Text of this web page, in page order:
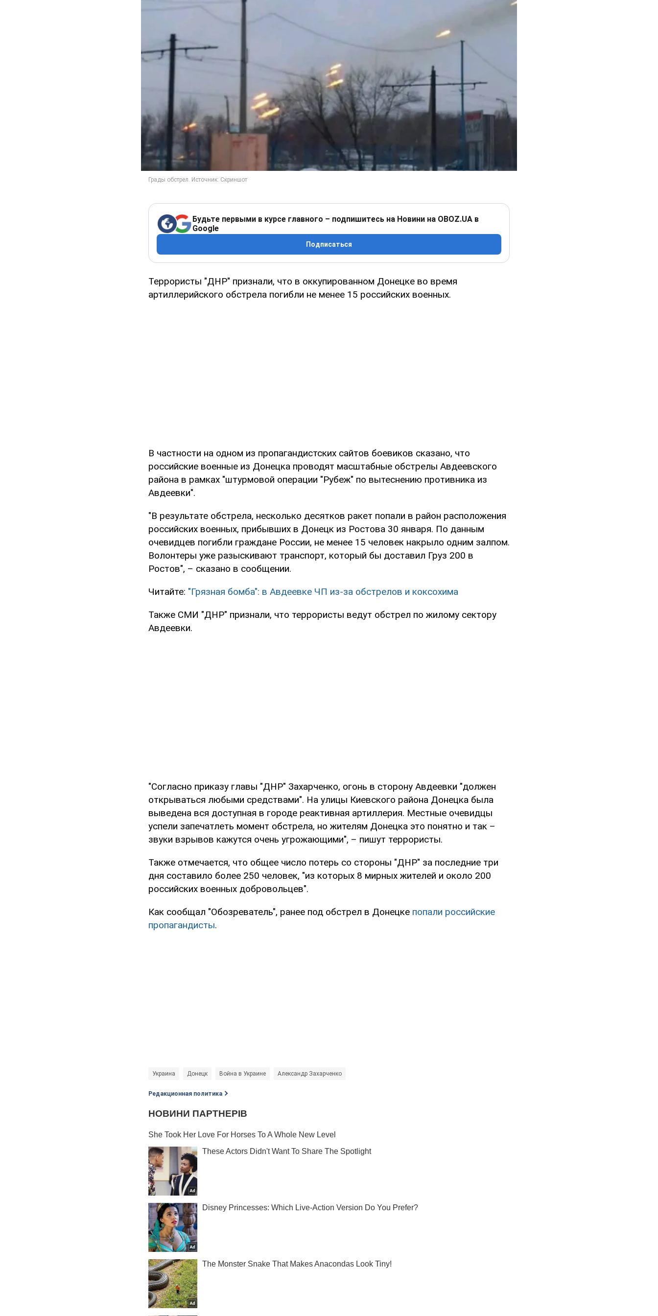
Будьте первыми в курсе главного – подпишитесь на Новини на OBOZ.UA в
Google
Подписаться
Террористы "ДНР" признали, что в оккупированном Донецке во время
артиллерийского обстрела погибли не менее 15 российских военных.
В частности на одном из пропагандистских сайтов боевиков сказано, что
российские военные из Донецка проводят масштабные обстрелы Авдеевского
района в рамках "штурмовой операции "Рубеж" по вытеснению противника из
Авдеевки".
"В результате обстрела, несколько десятков ракет попали в район расположения
российских военных, прибывших в Донецк из Ростова 30 января. По данным
очевидцев погибли граждане России, не менее 15 человек накрыло одним залпом.
Волонтеры уже разыскивают транспорт, который бы доставил Груз 200 в
Ростов", – сказано в сообщении.
Читайте: "Грязная бомба": в Авдеевке ЧП из-за обстрелов и коксохима
Также СМИ "ДНР" признали, что террористы ведут обстрел по жилому сектору
Авдеевки.
"Согласно приказу главы "ДНР" Захарченко, огонь в сторону Авдеевки "должен
открываться любыми средствами". На улицы Киевского района Донецка была
выведена вся доступная в городе реактивная артиллерия. Местные очевидцы
успели запечатлеть момент обстрела, но жителям Донецка это понятно и так –
звуки взрывов кажутся очень угрожающими", – пишут террористы.
Также отмечается, что общее число потерь со стороны "ДНР" за последние три
дня составило более 250 человек, "из которых 8 мирных жителей и около 200
российских военных добровольцев".
Как сообщал "Обозреватель", ранее под обстрел в Донецке попали российские
пропагандисты.
Украина Донецк Война в Украине Александр Захарченко
Редакционная политика